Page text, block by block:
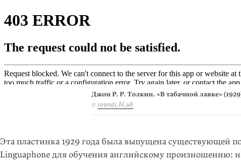
Джон Р. Р. Толкин. «В табачной лавке»
© sounds.bl.uk
Эта пластинка 1929 года была выпущена существующей
Linguaphone для обучения английскому произношению: